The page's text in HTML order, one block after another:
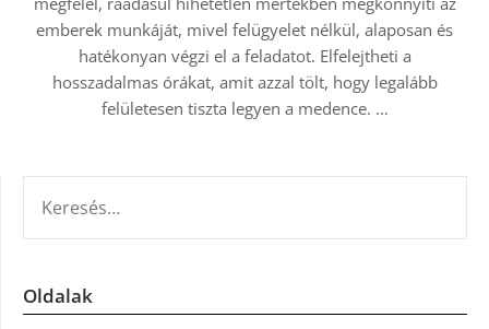
emberek munkáját, mivel felügyelet nélkül, alaposan és
hatékonyan végzi el a feladatot. Elfelejtheti a
hosszadalmas órákat, amit azzal tölt, hogy legalább
felületesen tiszta legyen a medence. …
Oldalak